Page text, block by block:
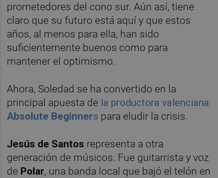
prometedores del cono sur. Aún así, tiene
claro que su futuro está aquí y que estos
años, al menos para ella, han sido
suficientemente buenos como para
mantener el optimismo.
Ahora, Soledad se ha convertido en la
principal apuesta de la productora valenciana
Absolute Beginners para eludir la crisis.
Jesús de Santos representa a otra
generación de músicos. Fue guitarrista y voz
de Polar, una banda local que bajó el telón en